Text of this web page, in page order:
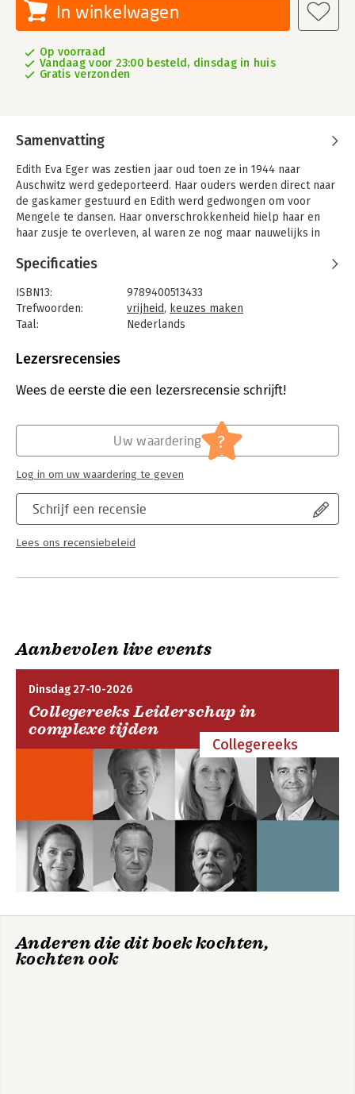
In winkelwagen
Op voorraad
Vandaag voor 23:00 besteld, dinsdag in huis
Gratis verzonden
Samenvatting
Edith Eva Eger was zestien jaar oud toen ze in 1944 naar
Auschwitz werd gedeporteerd. Haar ouders werden direct naar
de gaskamer gestuurd en Edith werd gedwongen om voor
Mengele te dansen. Haar onverschrokkenheid hielp haar en
haar zusje te overleven, al waren ze nog maar nauwelijks in
In De keuze deelt dr. Eger haar oorlogsherinneringen en de
opmerkelijke verhalen van hen die zij sindsdien heeft
geholpen. Ze doet uit de doeken hoe ze als psycholoog haar
cliënten al jarenlang helpt om zich uit hun eigen gedachten te
Edith Eva Eger is nu negentig en danst nog altijd. Haar
indrukwekkende en belangrijke verhaal is een inspiratie voor
iedereen.
Specificaties
ISBN13:
9789400513433
Trefwoorden:
vrijheid, keuzes maken
Taal:
Nederlands
Aantal pagina's:
Druk:
1
Psychologie
Lezersrecensies
Wees de eerste die een lezersrecensie schrijft!
Schrijf een recensie
Lees ons recensiebeleid
Uw waardering ?
Log in om uw waardering te geven
Aanbevolen live events
Dinsdag 27-10-2026
Collegereeks Leiderschap in
complexe tijden
Collegereeks
Anderen die dit boek kochten,
kochten ook